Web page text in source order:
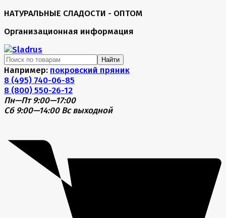
НАТУРАЛЬНЫЕ СЛАДОСТИ - ОПТОМ
Организационная информация
Найти
Например: покровский пряник
8 (495) 740-06-85
8 (800) 550-26-12
Пн—Пт 9:00—17:00
Сб 9:00—14:00 Вс выходной